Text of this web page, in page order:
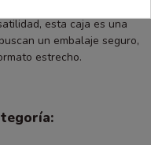
esta caja es una
un embalaje seguro,
estrecho.